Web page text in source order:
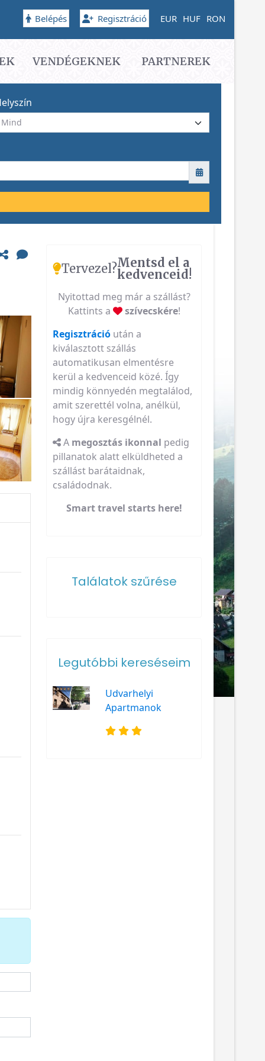
Belépés Regisztráció EUR HUF RON
VENDÉGEKNEK PARTNEREK
Tervezel?Mentsd el a
kedvenceid!
Nyitottad meg már a szállást?
Kattints a
szívecskére!
Regisztráció után a
kiválasztott szállás
automatikusan elmentésre
kerül a kedvenceid közé. Így
mindig könnyedén megtalálod,
amit szerettél volna, anélkül,
hogy újra keresgélnél.
A megosztás ikonnal pedig
pillanatok alatt elküldheted a
szállást barátaidnak,
családodnak.
Smart travel starts here!
Találatok szűrése
Legutóbbi kereséseim
Udvarhelyi
Apartmanok